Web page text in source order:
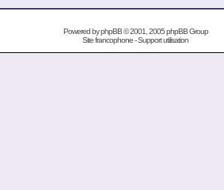
Powered byphpBB© 2001, 2005 phpBB Group
Site francophone-Support utilisation